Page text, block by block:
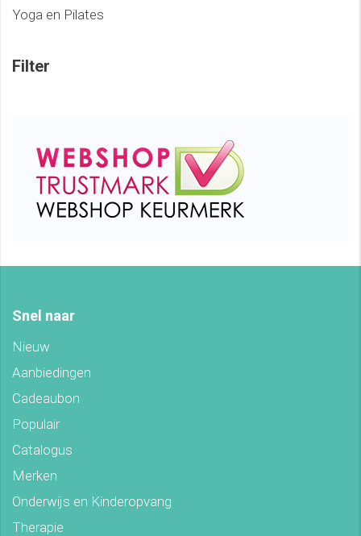
Yoga en Pilates
Filter
Snel naar
Nieuw
Aanbiedingen
Cadeaubon
Populair
Catalogus
Merken
Onderwijs en Kinderopvang
Therapie